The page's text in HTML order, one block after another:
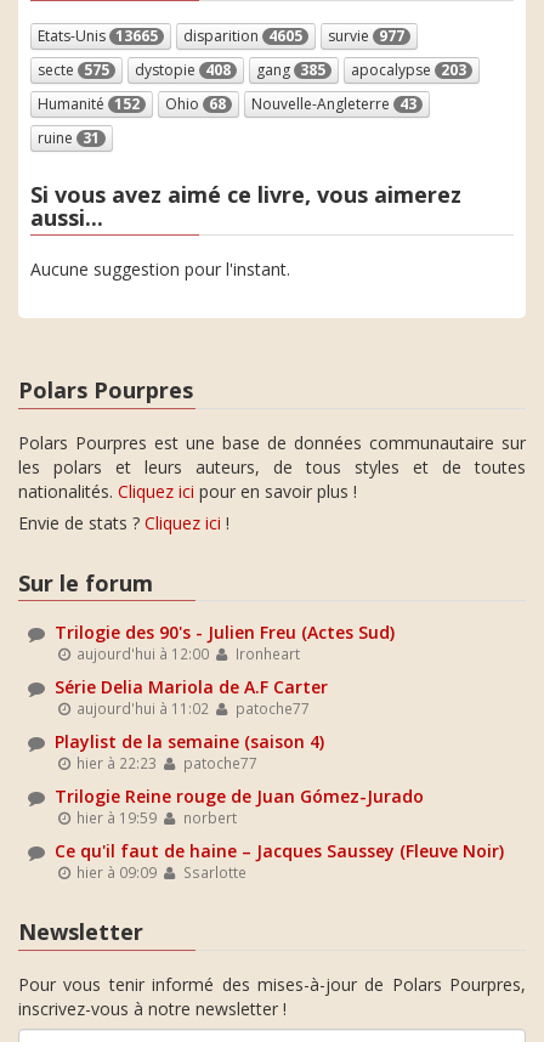
Etats-Unis 13665 disparition 4605 survie 977
secte 575 dystopie 408 gang 385 apocalypse 203
Humanité 152 Ohio 68 Nouvelle-Angleterre 43
ruine 31
Si vous avez aimé ce livre, vous aimerez
aussi...
Aucune suggestion pour l'instant.
Polars Pourpres
Polars Pourpres est une base de données communautaire sur
les polars et leurs auteurs, de tous styles et de toutes
nationalités. Cliquez ici pour en savoir plus !
Envie de stats ? Cliquez ici !
Sur le forum
Trilogie des 90's - Julien Freu (Actes Sud)
aujourd'hui à 12:00 Ironheart
Série Delia Mariola de A.F Carter
aujourd'hui à 11:02 patoche77
Playlist de la semaine (saison 4)
hier à 22:23 patoche77
Trilogie Reine rouge de Juan Gómez-Jurado
hier à 19:59 norbert
Ce qu'il faut de haine – Jacques Saussey (Fleuve Noir)
hier à 09:09 Ssarlotte
Newsletter
Pour vous tenir informé des mises-à-jour de Polars Pourpres,
inscrivez-vous à notre newsletter !